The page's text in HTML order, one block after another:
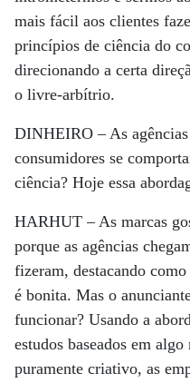
mais fácil aos clientes
princípios de ciência do
direcionando a certa
o livre-arbítrio.
DINHEIRO –As
consumidores se
ciência? Hoje essa
HARHUT –As marcas
porque as agências
fizeram, destacando
é bonita. Mas o
funcionar? Usando a
estudos baseados em
puramente criativo, as